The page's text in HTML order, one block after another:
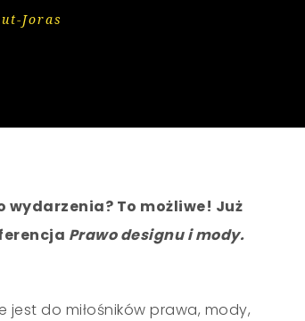
Joras
wydarzenia? To możliwe! Już
Prawo designu i mody.
jest do miłośników prawa, mody,